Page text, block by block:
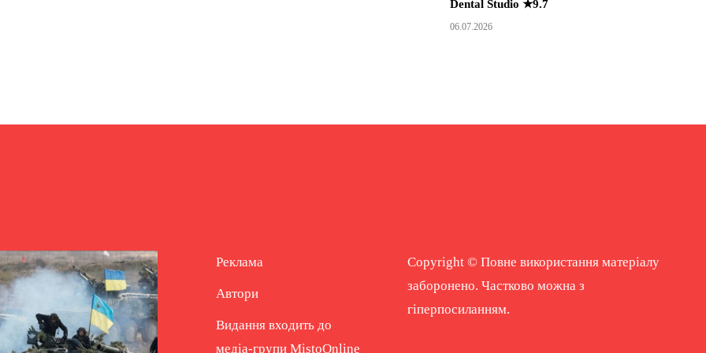
Dental Studio ★9.7
06.07.2026
Реклама
Автори
Видання входить до
медіа-групи MistoOnline
Copyright © Повне використання матеріалу
заборонено. Частково можна з
гіперпосиланням.